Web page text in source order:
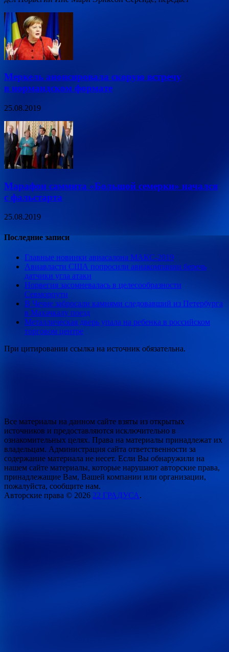
Меркель анонсировала скорую встречу
в нормандском формате
25.08.2019
Марафон саммита «Большой семерки» начался
с фальстарта
25.08.2019
Последние записи
Главные новинки авиасалона МАКС-2019
Авиавласти США попросили авиакомпании беречь
датчики угла атаки
Норвегия засомневалась в целесообразности
Севморпути
В Чечне забросали камнями следовавший из Петербурга
в Махачкалу поезд
Металлическая дверь упала на ребенка в российском
торговом центре
При цитировании ссылка на источник обязательна.
Все материалы на данном сайте взяты из открытых
источников и предоставляются исключительно в
ознакомительных целях. Права на материалы принадлежат их
владельцам. Администрация сайта ответственности за
содержание материала не несет. Если Вы обнаружили на
нашем сайте материалы, которые нарушают авторские права,
принадлежащие Вам, Вашей компании или организации,
пожалуйста, сообщите нам.
Авторские права © 2026 22 ГРАДУСА.